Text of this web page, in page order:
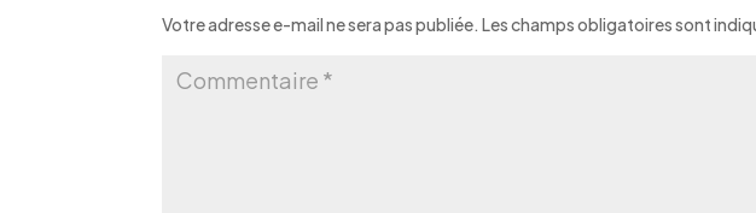
Votre adresse e-mail ne sera pas publiée. Les champs obligatoires sont